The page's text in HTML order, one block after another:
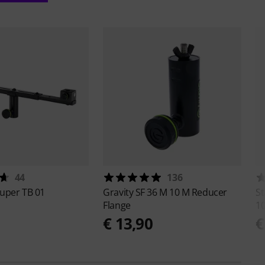
44
TB 01
136
GravitySF 36 M 10 M Reducer
Flange
€ 13,90